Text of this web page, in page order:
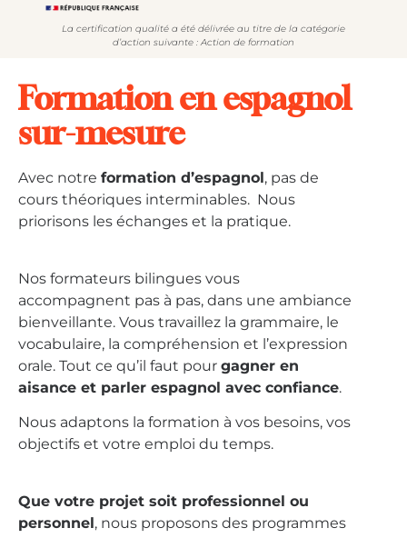
La certification qualité a été délivrée au titre de la catégorie
d’action suivante : Action de formation
Formation en espagnol
sur-mesure
Avec notre formation d’espagnol, pas de
cours théoriques interminables. Nous
priorisons les échanges et la pratique.
Nos formateurs bilingues vous
accompagnent pas à pas, dans une ambiance
bienveillante. Vous travaillez la grammaire, le
vocabulaire, la compréhension et l’expression
orale. Tout ce qu’il faut pour gagner en
aisance et parler espagnol avec confiance.
Nous adaptons la formation à vos besoins, vos
objectifs et votre emploi du temps.
Que votre projet soit professionnel ou
personnel, nous proposons des programmes